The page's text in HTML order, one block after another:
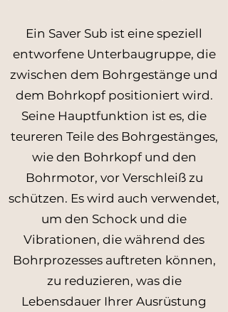
Ein Saver Sub ist eine speziell
entworfene Unterbaugruppe, die
zwischen dem Bohrgestänge und
dem Bohrkopf positioniert wird.
Seine Hauptfunktion ist es, die
teureren Teile des Bohrgestänges,
wie den Bohrkopf und den
Bohrmotor, vor Verschleiß zu
schützen. Es wird auch verwendet,
um den Schock und die
Vibrationen, die während des
Bohrprozesses auftreten können,
zu reduzieren, was die
Lebensdauer Ihrer Ausrüstung